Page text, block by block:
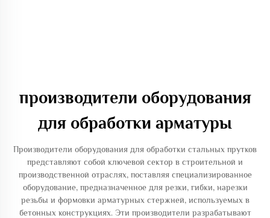
производители оборудования
для обработки арматуры
Производители оборудования для обработки стальных прутков
представляют собой ключевой сектор в строительной и
производственной отраслях, поставляя специализированное
оборудование, предназначенное для резки, гибки, нарезки
резьбы и формовки арматурных стержней, используемых в
бетонных конструкциях. Эти производители разрабатывают